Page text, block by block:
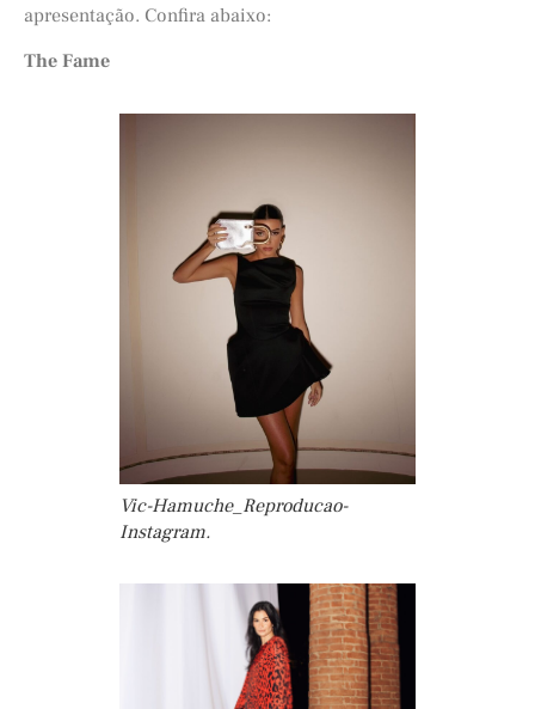
apresentação. Confira abaixo:
The Fame
Vic-Hamuche_Reproducao-
Instagram.